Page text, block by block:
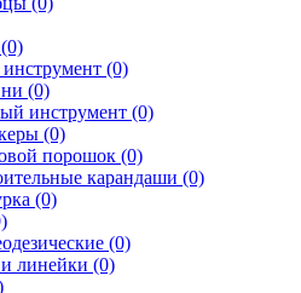
(0)
(0)
инструмент (0)
(0)
порошок (0)
карандаши (0)
(0)
(0)
линейки (0)